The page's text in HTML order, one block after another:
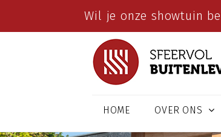
Wil je onze showtuin
HOME OVER ONS